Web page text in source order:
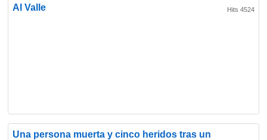
Al Valle
Hits 4524
Una persona muerta y cinco heridos tras un